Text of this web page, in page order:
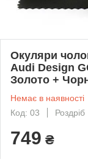
Окуляри
Audi Design
Золото +
Немає в наявності
Код: 03
Роздріб
749 ₴